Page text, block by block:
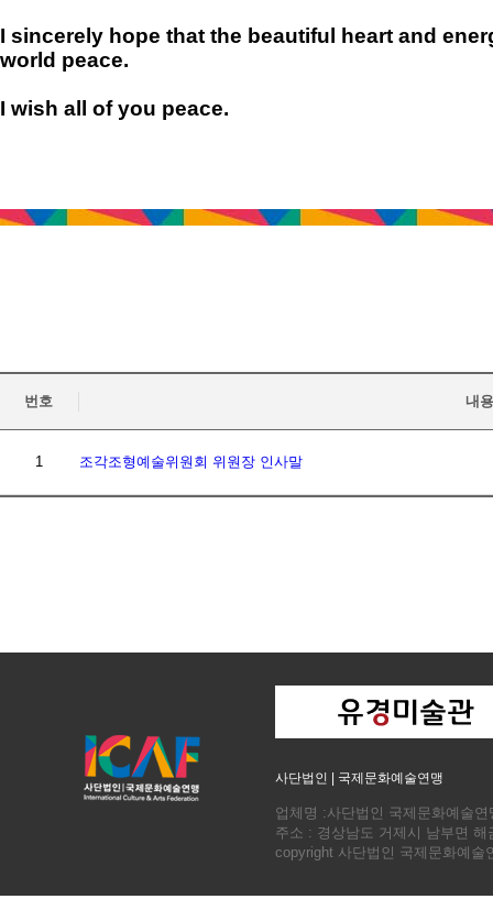
I sincerely hope that the beautiful heart and
world peace.
I wish all of you peace.
번호 내용
1 조각조형예술위원회 위원장 인사말
사단법인 | 국제문화예술연맹
업체명 :사단법인 국제문화예술
주소 : 경상남도 거제시 남부면
copyright 사단법인 국제문화예술